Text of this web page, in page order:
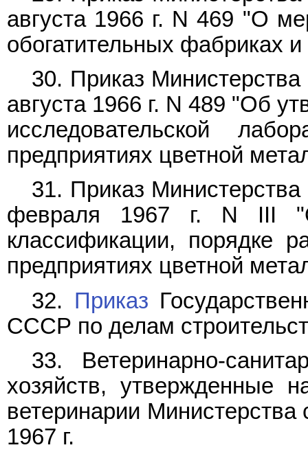
августа 1966 г. N 469 "О
обогатительных фабриках
30. Приказ
августа 1966 г. N 489 "Об
исследовательской
предприятиях цветной
31. Приказ
февраля 1967 г. N III
классификации, порядке
предприятиях цветной
32. Приказ
СССР по делам
33. Ветеринарно-
хозяйств, утвержденные
ветеринарии
1967 г.